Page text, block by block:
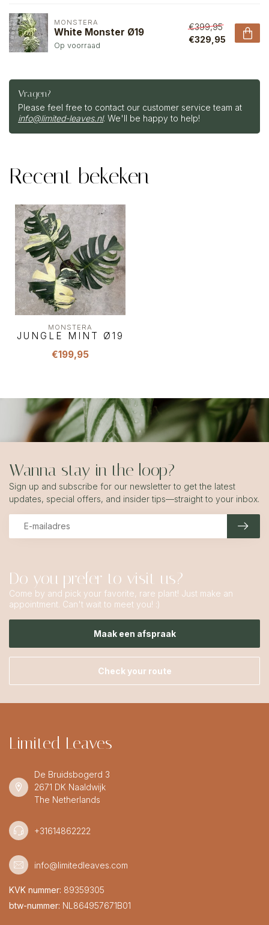
MONSTERA
White Monster Ø19
Op voorraad
€399,95
€329,95
Vragen?
Please feel free to contact our customer service team at
info@limited-leaves.nl. We'll be happy to help!
Recent bekeken
MONSTERA
JUNGLE MINT Ø19
€199,95
Do you prefer to visit us?
Come by and pick your favorite, rare plant! Just make an
appointment. Can't wait to meet you! :)
Maak een afspraak
Check your route
Wanna stay in the loop?
Sign up and subscribe for our newsletter to get the latest
updates, special offers, and insider tips—straight to your inbox.
Limited Leaves
De Bruidsbogerd 3
2671 DK Naaldwijk
The Netherlands
+31614862222
info@limitedleaves.com
KVK nummer: 89359305
btw-nummer: NL864957671B01